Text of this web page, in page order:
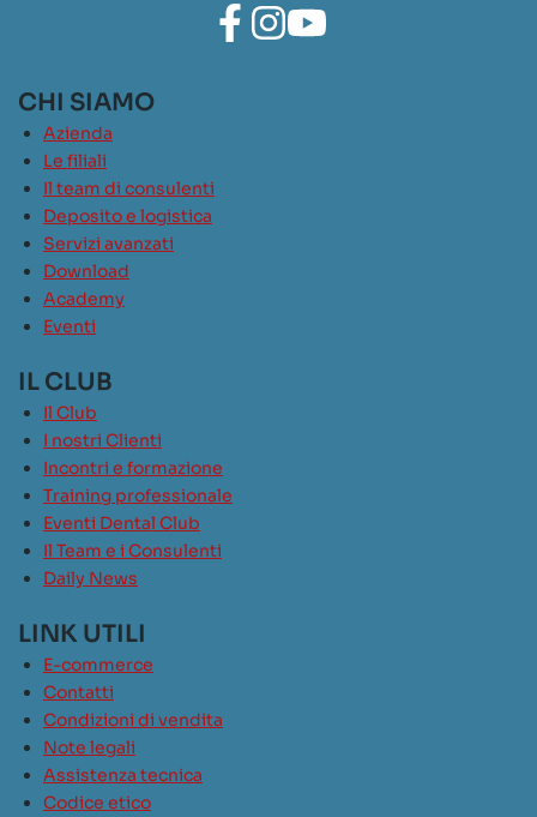
CHI SIAMO
Azienda
Le filiali
Il team di consulenti
Deposito e logistica
Servizi avanzati
Download
Academy
Eventi
IL CLUB
Il Club
I nostri Clienti
Incontri e formazione
Training professionale
Eventi Dental Club
Il Team e i Consulenti
Daily News
LINK UTILI
E-commerce
Contatti
Condizioni di vendita
Note legali
Assistenza tecnica
Codice etico